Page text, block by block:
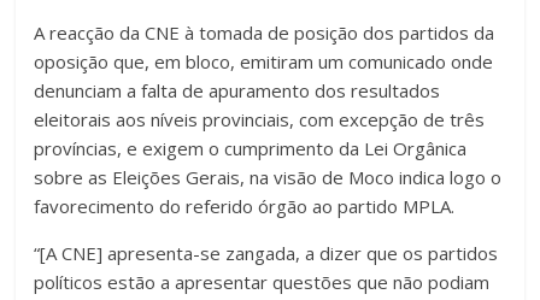
A reacção da CNE à tomada de posição dos partidos da
oposição que, em bloco, emitiram um comunicado onde
denunciam a falta de apuramento dos resultados
eleitorais aos níveis provinciais, com excepção de três
províncias, e exigem o cumprimento da Lei Orgânica
sobre as Eleições Gerais, na visão de Moco indica logo o
favorecimento do referido órgão ao partido MPLA.
“[A CNE] apresenta-se zangada, a dizer que os partidos
políticos estão a apresentar questões que não podiam